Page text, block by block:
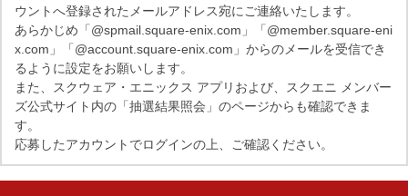
ウントへ登録されたメールアドレス宛にご連絡いたします。
あらかじめ「@spmail.square-enix.com」「@member.square-eni
x.com」「@account.square-enix.com」からのメールを受信でき
るように設定をお願いします。
また、スクウェア・エニックス アプリおよび、スクエニ メンバー
ズ公式サイト内の「抽選結果照会」のページからも確認できま
す。
応募したアカウントでログインの上、ご確認ください。